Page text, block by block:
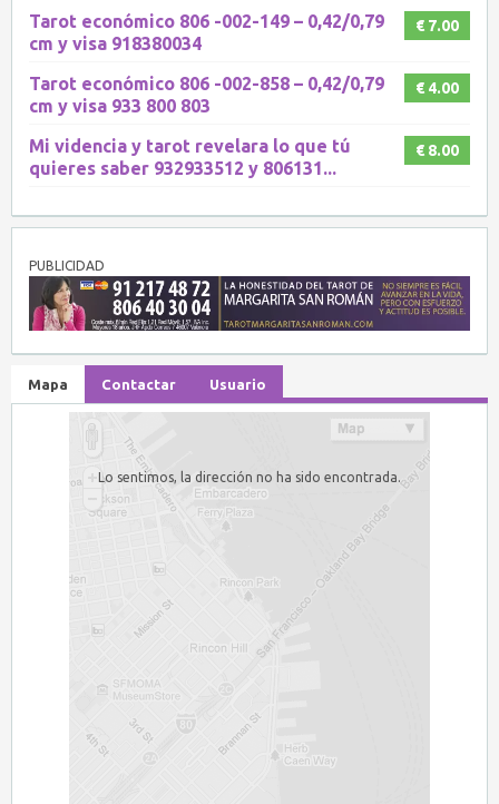
€ 7.00
Tarot económico 806 -002-149 – 0,42/0,79
cm y visa 918380034
€ 4.00
Tarot económico 806 -002-858 – 0,42/0,79
cm y visa 933 800 803
€ 8.00
Mi videncia y tarot revelara lo que tú
quieres saber 932933512 y 806131...
PUBLICIDAD
Mapa Contactar Usuario
Lo sentimos, la dirección no ha sido encontrada.